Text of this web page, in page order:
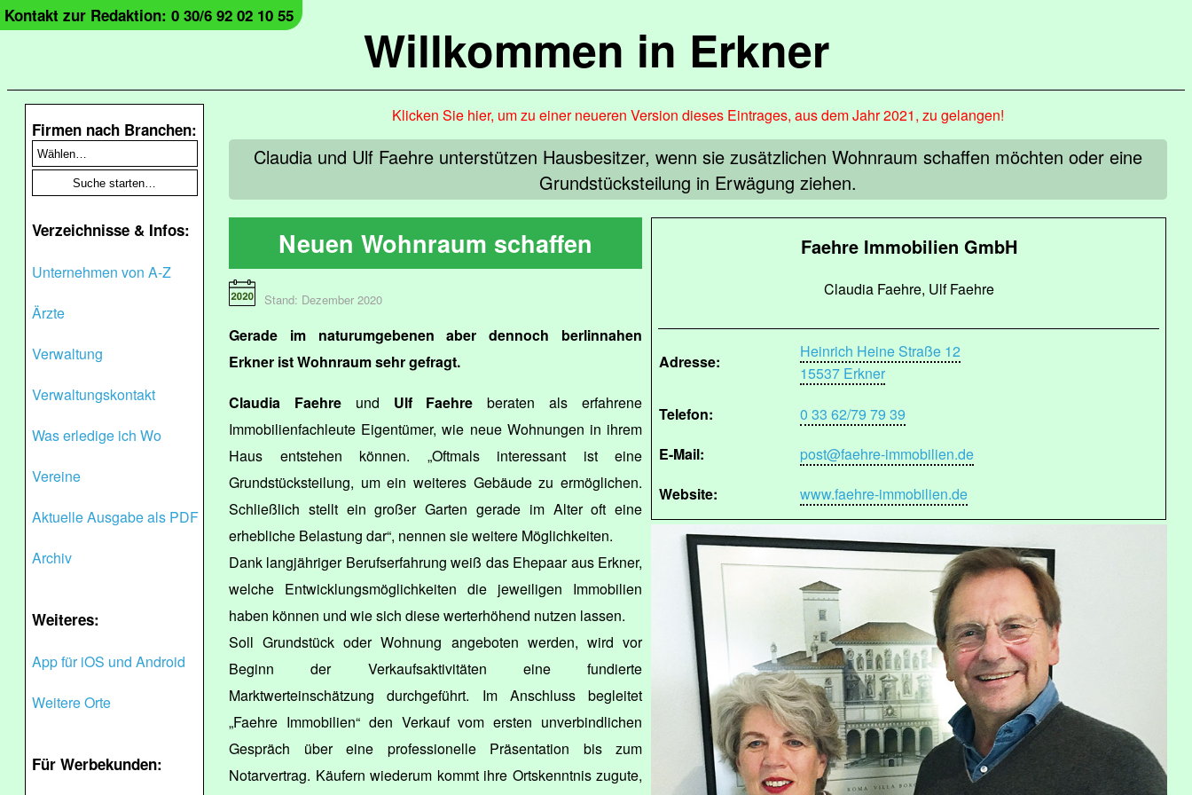
Willkommen in Erkner
Kontakt zur Redaktion: 0 30/6 92 02 10 55
Firmen nach Branchen:
Verzeichnisse & Infos:
Unternehmen von A-Z
Ärzte
Verwaltung
Verwaltungskontakt
Was erledige ich Wo
Vereine
Aktuelle Ausgabe als PDF
Archiv
Weiteres:
App für iOS und Android
Weitere Orte
Für Werbekunden:
Klicken Sie hier, um zu einer neueren Version dieses Eintrages, aus dem Jahr 2021, zu gelangen!
Claudia und Ulf Faehre unterstützen Hausbesitzer, wenn sie zusätzlichen Wohnraum schaffen möchten oder eine
Grundstücksteilung in Erwägung ziehen.
Faehre Immobilien GmbH
Claudia Faehre, Ulf Faehre
Adresse:
Heinrich Heine Straße 12
15537 Erkner
Telefon:
0 33 62/79 79 39
E-Mail:
post@faehre-immobilien.de
Website:
www.faehre-immobilien.de
Neuen Wohnraum schaffen
Stand: Dezember 2020
Gerade im naturumgebenen aber dennoch berlinnahen
Erkner ist Wohnraum sehr gefragt.
Claudia Faehreund Ulf Faehre beraten als erfahrene
Immobilienfachleute Eigentümer, wie neue Wohnungen in ihrem
Haus entstehen können. „Oftmals interessant ist eine
Grundstücksteilung, um ein weiteres Gebäude zu ermöglichen.
Schließlich stellt ein großer Garten gerade im Alter oft eine
erhebliche Belastung dar“, nennen sie weitere Möglichkeiten.
Dank langjähriger Berufserfahrung weiß das Ehepaar aus Erkner,
welche Entwicklungsmöglichkeiten die jeweiligen Immobilien
haben können und wie sich diese werterhöhend nutzen lassen.
Soll Grundstück oder Wohnung angeboten werden, wird vor
Beginn der Verkaufsaktivitäten eine fundierte
Marktwerteinschätzung durchgeführt. Im Anschluss begleitet
„Faehre Immobilien“ den Verkauf vom ersten unverbindlichen
Gespräch über eine professionelle Präsentation bis zum
Notarvertrag. Käufern wiederum kommt ihre Ortskenntnis zugute,